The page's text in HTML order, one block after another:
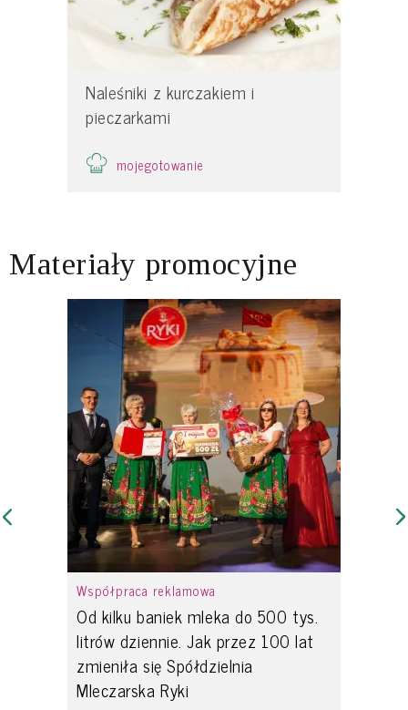
Naleśniki z kurczakiem i
pieczarkami
mojegotowanie
Materiały promocyjne
Współpraca reklamowa
Od kilku baniek mleka do 500 tys.
litrów dziennie. Jak przez 100 lat
zmieniła się Spółdzielnia
Mleczarska Ryki